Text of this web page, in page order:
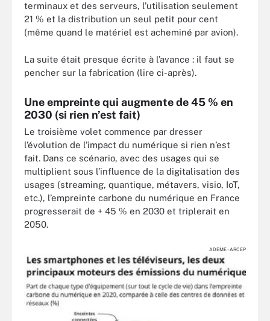
terminaux et des serveurs, l’utilisation seulement
21 % et la distribution un seul petit pour cent
(même quand le matériel est acheminé par avion).
La suite était presque écrite à l’avance : il faut se
pencher sur la fabrication (lire ci-après).
Une empreinte qui augmente de 45 % en
2030 (si rien n’est fait)
Le troisième volet commence par dresser
l’évolution de l’impact du numérique si rien n’est
fait. Dans ce scénario, avec des usages qui se
multiplient sous l’influence de la digitalisation des
usages (streaming, quantique, métavers, visio, IoT,
etc.), l’empreinte carbone du numérique en France
progresserait de + 45 % en 2030 et triplerait en
2050.
ADEME - ARCEP